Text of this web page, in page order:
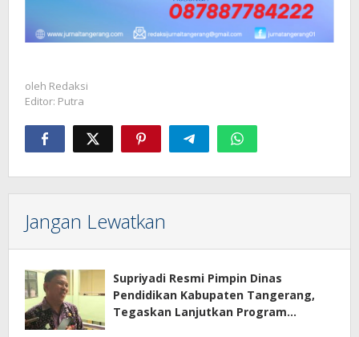
oleh Redaksi
Editor: Putra
Jangan Lewatkan
Supriyadi Resmi Pimpin Dinas
Pendidikan Kabupaten Tangerang,
Tegaskan Lanjutkan Program